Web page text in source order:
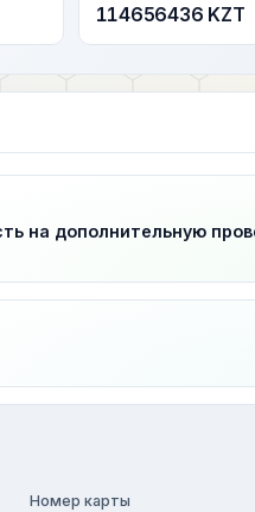
114656436 KZT
на дополнительную
Номер карты